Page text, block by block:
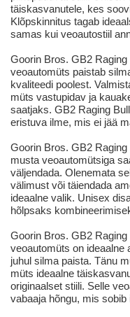
täiskasvanutele, kes
Klõpskinnitus tagab
samas kui veoautostiil
Goorin Bros. GB2
veoautomüts paistab
kvaliteedi poolest.
müts vastupidav ja
saatjaks. GB2 Raging
eristuva ilme, mis ei jää
Goorin Bros. GB2
musta veoautomütsiga
väljendada. Olenemata
välimust või täiendada
ideaalne valik. Unisex
hõlpsaks
Goorin Bros. GB2
veoautomüts on ideaalne
juhul silma paista. Tänu
müts ideaalne
originaalset stiili. Selle
vabaaja hõngu, mis